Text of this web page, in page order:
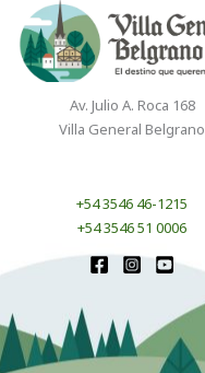
Av. Julio A. Roca 168
Villa General Belgrano
+54 3546 46-1215
+54 3546 51 0006